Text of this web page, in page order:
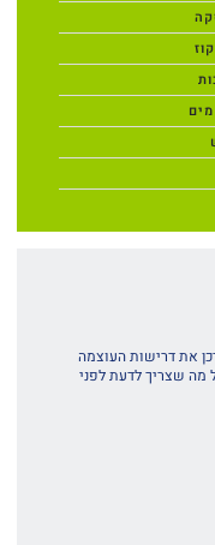
דרישות העוצמה
לדעת לפני